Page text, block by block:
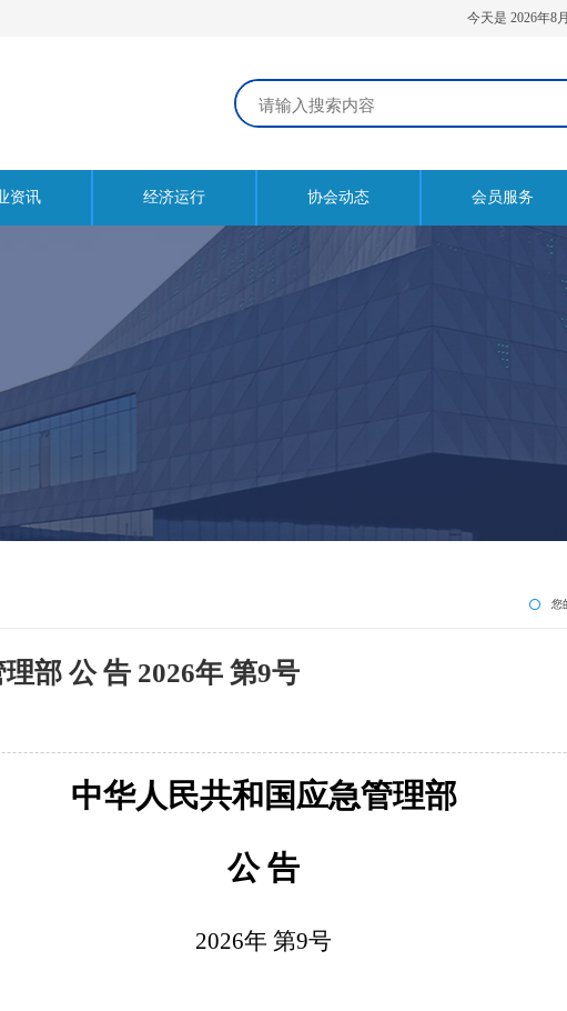
今天是 2026年8
资讯 经济运行 协会动态 会员服务
您
部 公 告 2026年 第9号
中华人民共和国应急管理部
公 告
2026年 第9号